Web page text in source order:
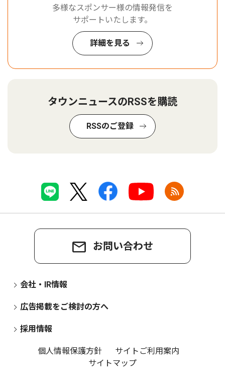
多様なスポンサー様の情報発信を
サポートいたします。
詳細を見る
タウンニュースのRSSを購読
RSSのご登録
お問い合わせ
会社・IR情報
広告掲載をご検討の方へ
採用情報
個人情報保護方針
サイトご利用案内
サイトマップ